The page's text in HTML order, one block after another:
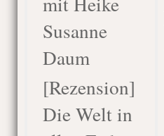
Susanne
Daum
[Rezension]
Die Welt in